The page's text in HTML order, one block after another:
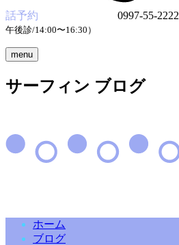
話予約
0997-55-2222
午後診/14:00〜16:30）
menu
サーフィン ブログ
ホーム
ブログ